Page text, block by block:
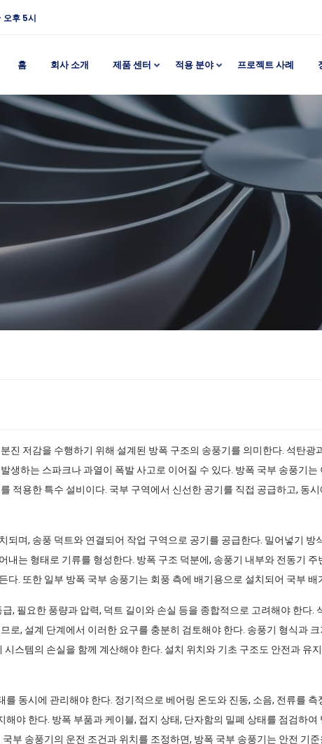
오후 5시
홈 회사 소개 제품 센터 적용 분야 프로젝트 사례
진 저감을 수행하기 위해 설계된 방폭 구조의 송풍기를 의미한다. 석탄광
생하는 스파크나 과열이 폭발 사고로 이어질 수 있다. 방폭 국부 송풍기
적용한 특수 설비이다. 국부 구역에서 신선한 공기를 직접 공급하고, 동
며, 송풍 덕트와 연결되어 작업 구역으로 공기를 공급한다. 밀어넣기 방
는 형태로 기류를 형성한다. 방폭 구조 덕분에, 송풍기 내부와 전동기
. 또한 일부 방폭 국부 송풍기는 회풍 측에 배기용으로 설치되어 국부 배
, 필요한 풍량과 압력, 덕트 길이와 손실 등을 종합적으로 고려해야 한다.
로, 설계 단계에서 이러한 요구를 충분히 검토해야 한다. 송풍기 형식과
스템의 손실을 함께 계산해야 한다. 설치 위치와 기초 구조도 안전과 유
동시에 관리해야 한다. 정기적으로 베어링 온도와 진동, 소음, 전류를 측
야 한다. 방폭 부품과 케이블, 접지 상태, 단자함의 밀폐 상태를 점검하
부 송풍기의 운전 조건과 위치를 조정하면, 방폭 국부 송풍기는 안전 기